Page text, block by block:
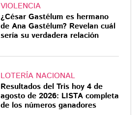
VIOLENCIA
¿César Gastélum es hermano
de Ana Gastélum? Revelan cuál
sería su verdadera relación
LOTERÍA NACIONAL
Resultados del Tris hoy 4 de
agosto de 2026: LISTA completa
de los números ganadores